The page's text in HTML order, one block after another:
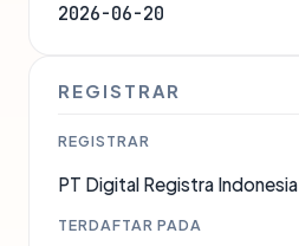
2026-06-20
REGISTRAR
REGISTRAR
PT Digital Registra Indonesia
TERDAFTAR PADA